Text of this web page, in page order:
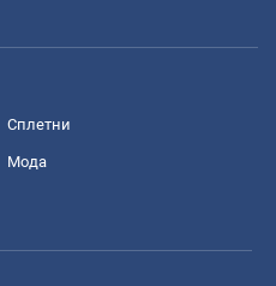
Сплетни
Мода